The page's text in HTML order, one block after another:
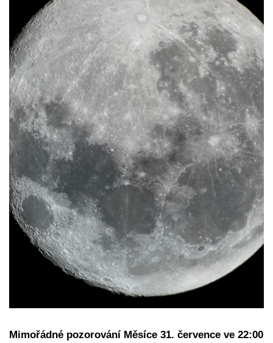
Mimořádné pozorování Měsíce 31. července ve 22:00